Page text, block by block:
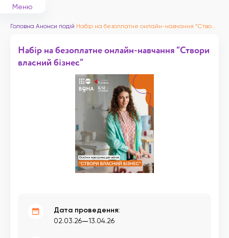
Меню
Головна Анонси подій Набір на безоплатне онлайн-навчання “Створи власний бізнес”
Набір на безоплатне онлайн-навчання “Створи
власний бізнес”
Дата проведення:
02.03.26—13.04.26